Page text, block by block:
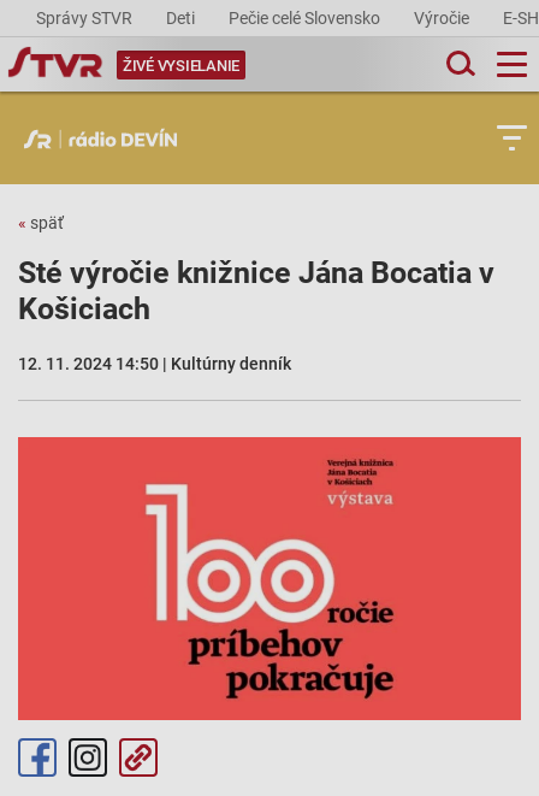
Správy STVR Deti Pečie celé Slovensko Výročie E-
ŽIVÉ VYSIELANIE
« späť
Sté výročie knižnice Jána Bocatia v
Košiciach
12. 11. 2024 14:50 | Kultúrny denník